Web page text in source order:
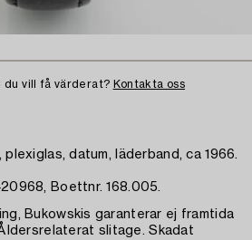
du vill få värderat? Kontakta oss
datum, läderband, ca 1966.
Boettnr. 168.005.
Bukowskis garanterar ej framtida
slitage. Skadat